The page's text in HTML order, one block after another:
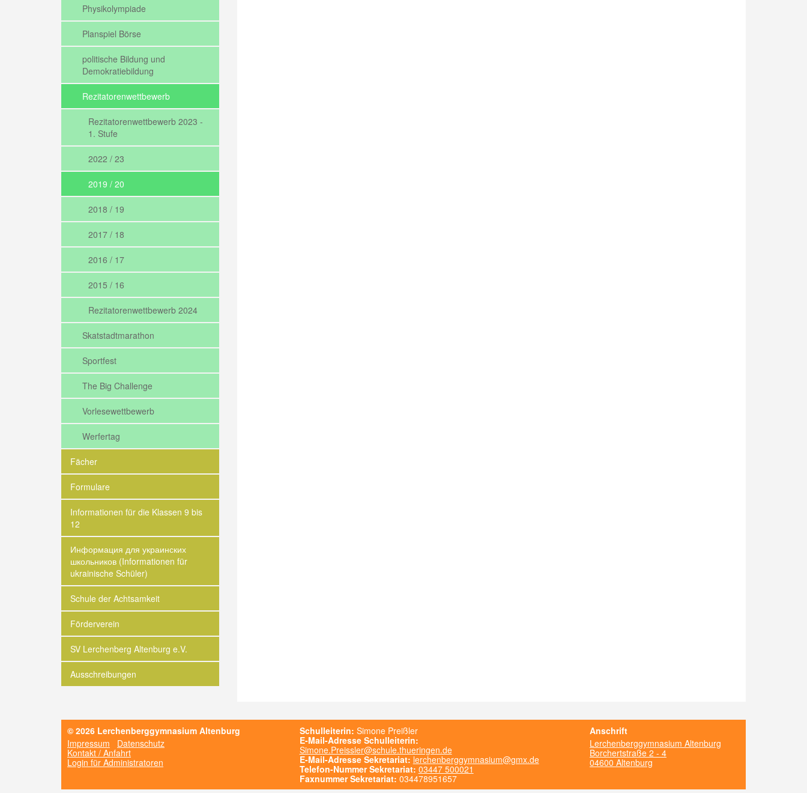
Physikolympiade
Planspiel Börse
politische Bildung und
Demokratiebildung
Rezitatorenwettbewerb
Rezitatorenwettbewerb 2023 -
1. Stufe
2022 / 23
2019 / 20
2018 / 19
2017 / 18
2016 / 17
2015 / 16
Rezitatorenwettbewerb 2024
Skatstadtmarathon
Sportfest
The Big Challenge
Vorlesewettbewerb
Werfertag
Fächer
Formulare
Informationen für die Klassen 9 bis
12
Информация для украинских
школьников (Informationen für
ukrainische Schüler)
Schule der Achtsamkeit
Förderverein
SV Lerchenberg Altenburg e.V.
Ausschreibungen
© 2026 Lerchenberggymnasium Altenburg
Impressum
Datenschutz
Kontakt / Anfahrt
Login für Administratoren
Schulleiterin: Simone Preißler
E-Mail-Adresse Schulleiterin:
Simone.Preissler@schule.thueringen.de
E-Mail-Adresse Sekretariat: lerchenberggymnasium@gmx.de
Telefon-Nummer Sekretariat: 03447 500021
Faxnummer Sekretariat: 034478951657
Anschrift
Lerchenberggymnasium Altenburg
Borchertstraße 2 - 4
04600 Altenburg